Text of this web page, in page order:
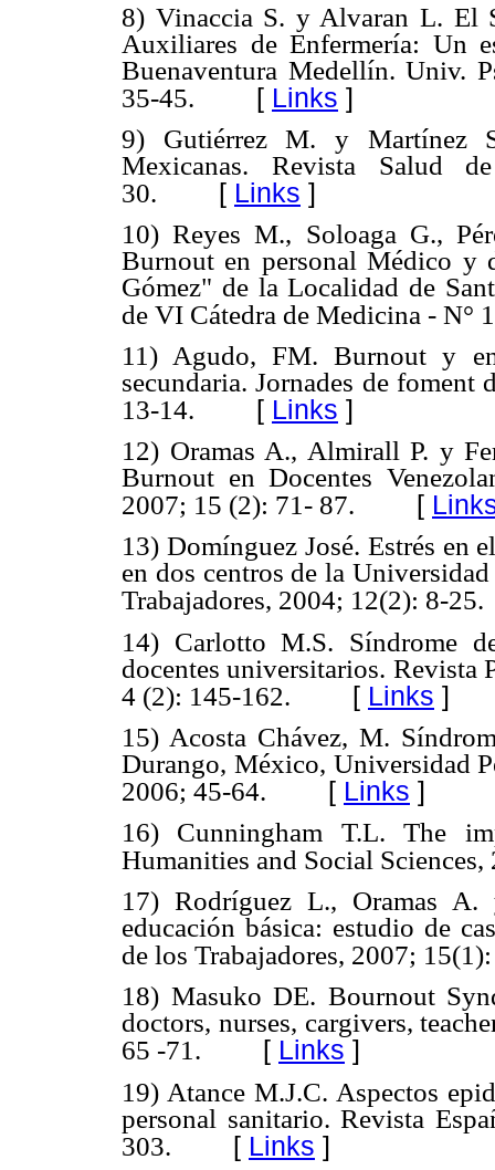
8) Vinaccia S. y Alvaran L. El
Auxiliares de Enfermería: Un
Buenaventura Medellín. Univ.
35-45. [ Links ]
9) Gutiérrez M. y Martínez
Mexicanas. Revista Salud
30. [ Links ]
10) Reyes M., Soloaga G.,
Burnout en personal Médico y
Gómez" de la Localidad de
de VI Cátedra de Medicina - N°
11) Agudo, FM. Burnout y
secundaria. Jornades de
13-14. [ Links ]
12) Oramas A., Almirall P. y
Burnout en Docentes
2007; 15 (2): 71- 87. [
13) Domínguez José. Estrés en
en dos centros de la
Trabajadores, 2004; 12(2): 8-25.
14) Carlotto M.S. Síndrome
docentes universitarios. Revista
4 (2): 145-162. [ Links ]
15) Acosta Chávez, M.
Durango, México, Universidad
2006; 45-64. [ Links ]
16) Cunningham T.L. The
Humanities and Social
17) Rodríguez L., Oramas
educación básica: estudio de
de los Trabajadores, 2007;
18) Masuko DE. Bournout
doctors, nurses, cargivers,
65 -71. [ Links ]
19) Atance M.J.C. Aspectos
personal sanitario. Revista
303. [ Links ]